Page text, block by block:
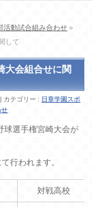
活動試合組み合わせ »
して
大会組合せに関
カテゴリー : 日章学園スポ
せ
球選手権宮崎大会が
行われます。
対戦高校